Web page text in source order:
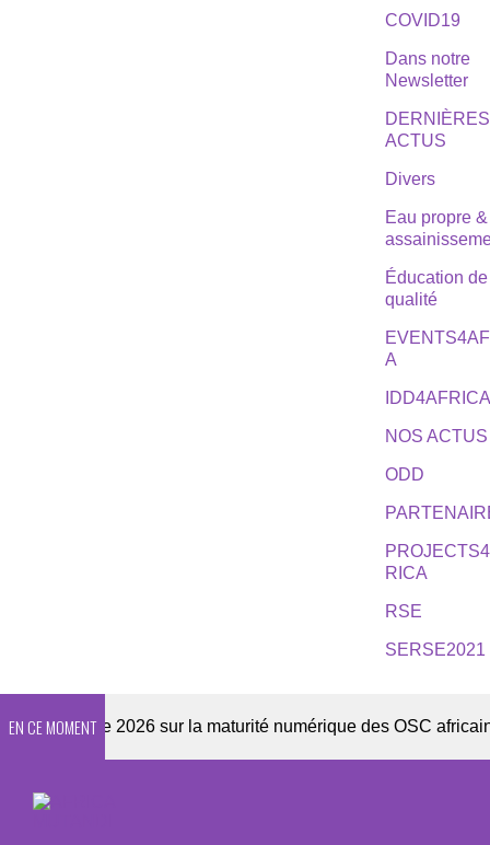
COVID19
Dans notre
Newsletter
DERNIÈRES
ACTUS
Divers
Eau propre &
Éducation de
qualité
A
NOS ACTUS
ODD
RICA
RSE
SERSE2021
EN CE MOMENT2026 sur la maturité numérique des OSC africaines